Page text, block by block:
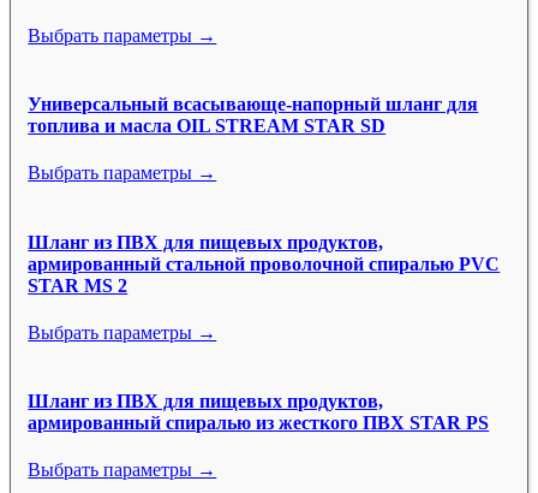
Выбрать параметры →
Универсальный всасывающе-напорный шланг для
топлива и масла OIL STREAM STAR SD
Выбрать параметры →
Шланг из ПВХ для пищевых продуктов,
армированный стальной проволочной спиралью PVC
STAR MS 2
Выбрать параметры →
Шланг из ПВХ для пищевых продуктов,
армированный спиралью из жесткого ПВХ STAR PS
Выбрать параметры →